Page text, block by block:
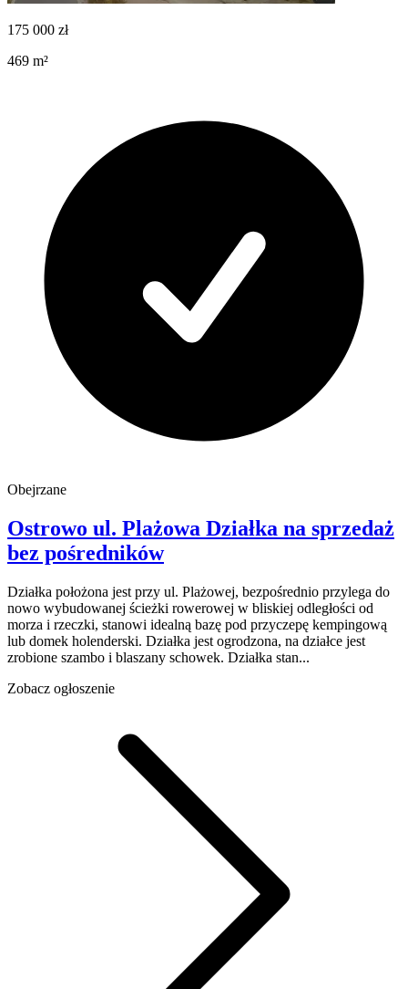
175 000 zł
469 m²
Obejrzane
Ostrowo ul. Plażowa Działka na sprzedaż
bez pośredników
Działka położona jest przy ul. Plażowej, bezpośrednio przylega do
nowo wybudowanej ścieżki rowerowej w bliskiej odległości od
morza i rzeczki, stanowi idealną bazę pod przyczepę kempingową
lub domek holenderski. Działka jest ogrodzona, na działce jest
zrobione szambo i blaszany schowek. Działka stan...
Zobacz ogłoszenie